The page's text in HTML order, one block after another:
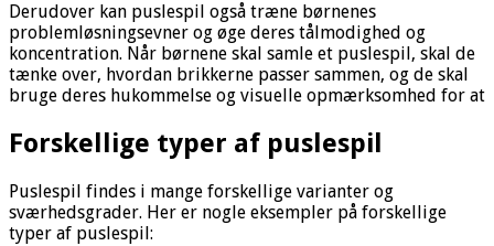
Derudover kan puslespil også træne børnenes
problemløsningsevner og øge deres tålmodighed og
koncentration. Når børnene skal samle et puslespil, skal de
tænke over, hvordan brikkerne passer sammen, og de skal
bruge deres hukommelse og visuelle opmærksomhed for at
Forskellige typer af puslespil
Puslespil findes i mange forskellige varianter og
sværhedsgrader. Her er nogle eksempler på forskellige
typer af puslespil: